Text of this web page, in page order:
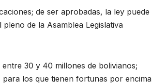
de ser aprobadas, la ley puede
de la Asamblea Legislativa
30 y 40 millones de bolivianos;
los que tienen fortunas por encima